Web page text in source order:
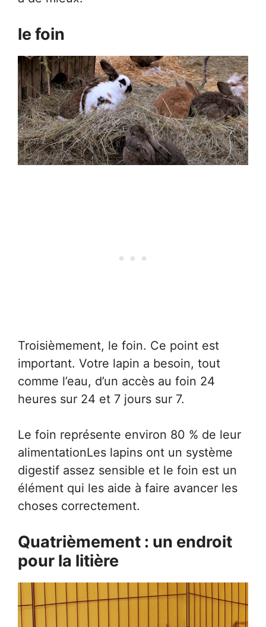
le foin
Troisièmement, le foin. Ce point est
important. Votre lapin a besoin, tout
comme l’eau, d’un accès au foin 24
heures sur 24 et 7 jours sur 7.
Le foin représente environ 80 % de leur
alimentationLes lapins ont un système
digestif assez sensible et le foin est un
élément qui les aide à faire avancer les
choses correctement.
Quatrièmement : un endroit
pour la litière